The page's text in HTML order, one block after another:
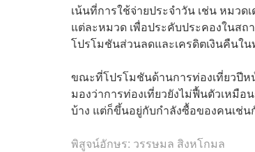
เน้นที่การใช้จ่ายประจำวัน เช่น หมว
แต่ละหมวด เพื่อประคับประคองในสถ
โปรโมชันส่วนลดและเครดิตเงินคืนใ
ขณะที่โปรโมชันด้านการท่องเที่ยวปีห
มองว่าการท่องเที่ยวยังไม่ฟื้นตัวเหมื
บ้าง แต่ก็ขึ้นอยู่กับกำลังซื้อของคนเช่น
พิสูจน์อักษร: วรรษมล สิงหโกมล